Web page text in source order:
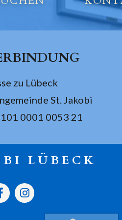
zu Lübeck
St. Jakobi
0001 0053 21
LÜBECK